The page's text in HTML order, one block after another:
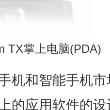
TX掌上电脑(PDA)
机和智能手机
的应用软件的